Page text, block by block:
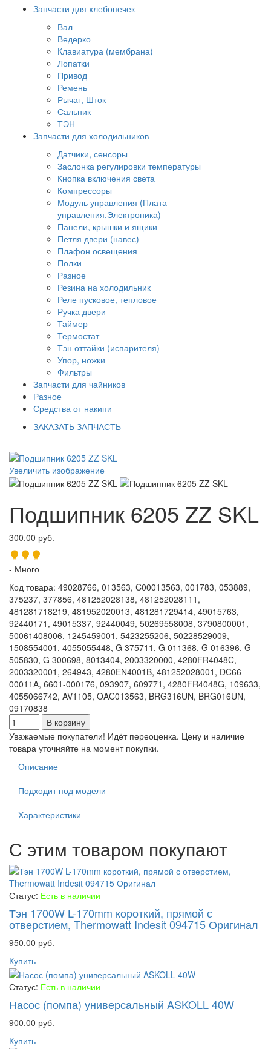
Запчасти для хлебопечек
Вал
Ведерко
Клавиатура (мембрана)
Лопатки
Привод
Ремень
Рычаг, Шток
Сальник
ТЭН
Запчасти для холодильников
Датчики, сенсоры
Заслонка регулировки температуры
Кнопка включения света
Компрессоры
Модуль управления (Плата
управления,Электроника)
Панели, крышки и ящики
Петля двери (навес)
Плафон освещения
Полки
Разное
Резина на холодильник
Реле пусковое, тепловое
Ручка двери
Таймер
Термостат
Тэн оттайки (испарителя)
Упор, ножки
Фильтры
Запчасти для чайников
Разное
Средства от накипи
ЗАКАЗАТЬ ЗАПЧАСТЬ
Увеличить изображение
Подшипник 6205 ZZ SKL
300.00 руб.
- Много
Код товара: 49028766, 013563, C00013563, 001783, 053889,
375237, 377856, 481252028138, 481252028111,
481281718219, 481952020013, 481281729414, 49015763,
92440171, 49015337, 92440049, 50269558008, 3790800001,
50061408006, 1245459001, 5423255206, 50228529009,
1508554001, 4055055448, G 375711, G 011368, G 016396, G
505830, G 300698, 8013404, 2003320000, 4280FR4048C,
2003320001, 264943, 4280EN4001B, 481252028001, DC66-
00011A, 6601-000176, 093907, 609771, 4280FR4048G, 109633,
4055066742, AV1105, OAC013563, BRG316UN, BRG016UN,
09170838
Уважаемые покупатели! Идёт переоценка. Цену и наличие
товара уточняйте на момент покупки.
Описание
Подходит под модели
Характеристики
С этим товаром покупают
Статус: Есть в наличии
Тэн 1700W L-170mm короткий, прямой с
отверстием, Thermowatt Indesit 094715 Оригинал
950.00 руб.
Купить
Статус: Есть в наличии
Насос (помпа) универсальный ASKOLL 40W
900.00 руб.
Купить